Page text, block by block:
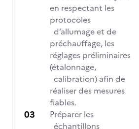
en respectant les
protocoles
d’allumage et de
préchauffage, les
réglages préliminaires
(étalonnage,
calibration) afin de
réaliser des mesures
fiables.
Préparer les
échantillons